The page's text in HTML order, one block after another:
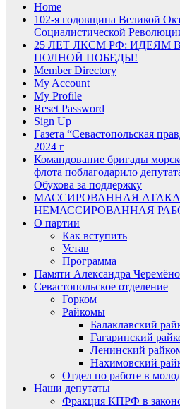
Home
102-я годовщина Великой
Социалистической
25 ЛЕТ ЛКСМ РФ: ИДЕЯМ
ПОЛНОЙ ПОБЕДЫ!
Member Directory
My Account
My Profile
Reset Password
Sign Up
Газета “Севастопольская
2024 г
Командование бригады
флота поблагодарило
Обухова за поддержку
МАССИРОВАННАЯ
НЕМАССИРОВАННАЯ
О партии
Как вступить
Устав
Программа
Памяти Александра
Севастопольское отделение
Горком
Райкомы
Балаклавский
Гагаринский
Ленинский
Нахимовский
Отдел по работе в
Наши депутаты
Фракция КПРФ в